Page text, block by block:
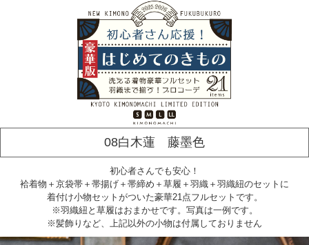
08白木蓮 藤墨色
初心者さんでも安心！
袷着物＋京袋帯＋帯揚げ＋帯締め＋草履＋羽織＋羽織紐のセットに
着付け小物セットがついた豪華21点フルセットです。
※羽織紐と草履はおまかせです。写真は一例です。
※髪飾りなど、上記以外の小物は付属しておりません